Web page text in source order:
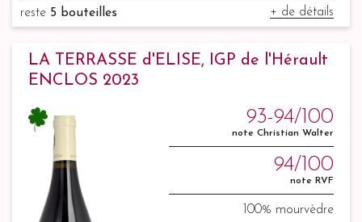
reste 5 bouteilles + de détails
LA TERRASSE d'ELISE, IGP de l'Hérault
ENCLOS 2023
93-94/100
note Christian Walter
94/100
note RVF
100% mourvèdre